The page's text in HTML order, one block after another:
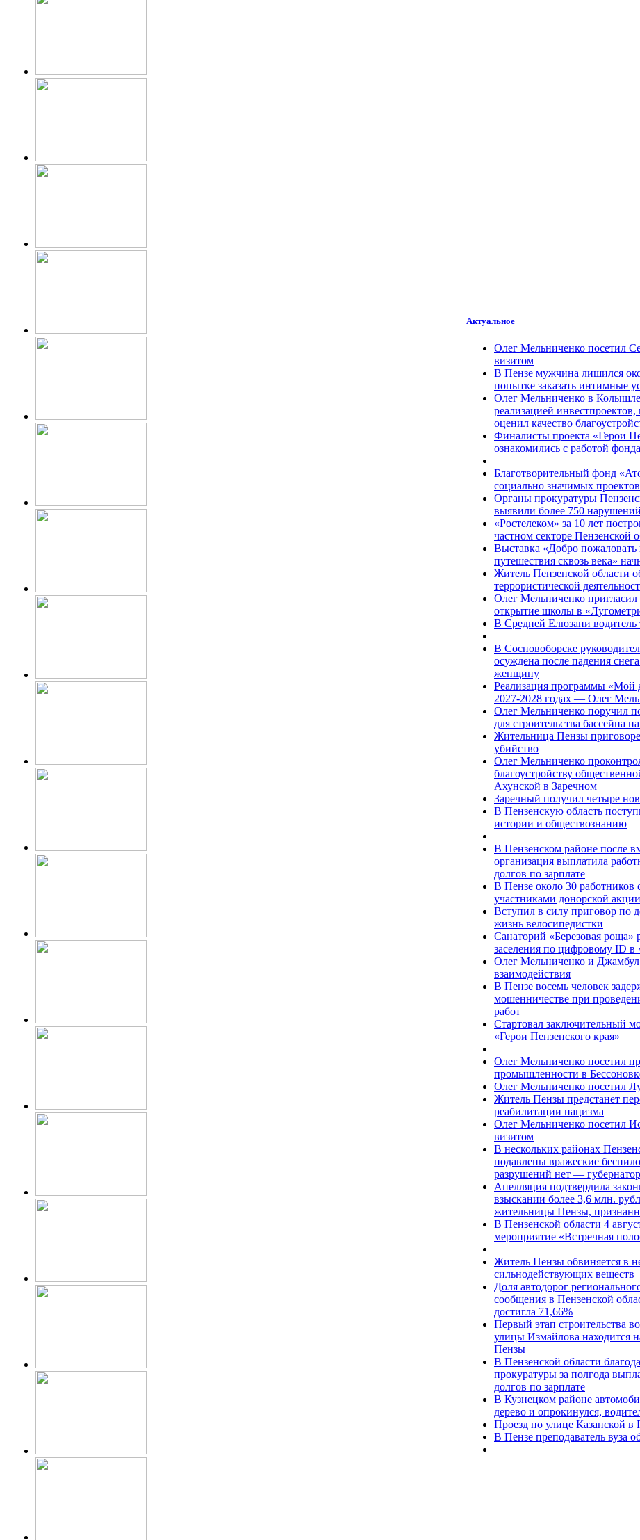
Актуальное
Олег Мельниченко посетил
визитом
В Пензе мужчина лишился
попытке заказать интимные
Олег Мельниченко в
реализацией
оценил качество
Финалисты проекта «Герои
ознакомились с работой
Благотворительный фонд
социально значимых проектов
Органы прокуратуры
выявили более 750
«Ростелеком» за 10 лет
частном секторе Пензенской
Выставка «Добро
путешествия сквозь века»
Житель Пензенской области
террористической
Олег Мельниченко
открытие школы в
В Средней Елюзани водитель
В Сосновоборске
осуждена после падения
женщину
Реализация программы «Мой
2027-2028 годах — Олег
Олег Мельниченко поручил
для строительства бассейна
Жительница Пензы
убийство
Олег Мельниченко
благоустройству
Ахунской в Заречном
Заречный получил четыре
В Пензенскую область
истории и обществознанию
В Пензенском районе после
организация выплатила
долгов по зарплате
В Пензе около 30
участниками донорской акции
Вступил в силу приговор по
жизнь велосипедистки
Санаторий «Березовая роща»
заселения по цифровому ID в
Олег Мельниченко и
взаимодействия
В Пензе восемь человек
мошенничестве при
работ
Стартовал заключительный
«Герои Пензенского края»
Олег Мельниченко посетил
промышленности в
Олег Мельниченко посетил
Житель Пензы предстанет
реабилитации нацизма
Олег Мельниченко посетил
визитом
В нескольких районах
подавлены вражеские
разрушений нет — губернатор
Апелляция подтвердила
взыскании более 3,6 млн.
жительницы Пензы,
В Пензенской области 4
мероприятие «Встречная
Житель Пензы обвиняется в
сильнодействующих веществ
Доля автодорог
сообщения в Пензенской
достигла 71,66%
Первый этап строительства
улицы Измайлова находится
Пензы
В Пензенской области
прокуратуры за полгода
долгов по зарплате
В Кузнецком районе
дерево и опрокинулся,
Проезд по улице Казанской в
В Пензе преподаватель вуза